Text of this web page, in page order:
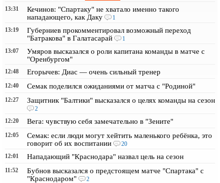
13:31
Кечинов: "Спартаку" не хватало именно такого
нападающего, как Даку
1
13:19
Губерниев прокомментировал возможный переход
"Батракова" в Галатасарай
1
13:07
Умяров высказался о роли капитана команды в матче с
"Оренбургом"
12:48 Егорычев: Диас — очень сильный тренер
12:40 Семак поделился ожиданиями от матча с "Родиной"
12:27 Защитник "Балтики" высказался о целях команды на сезон
2
12:20
Вега: чувствую себя замечательно в "Зените"
12:05
Семак: если люди могут хейтить маленького ребёнка, это
говорит об их воспитании
20
12:01
Нападающий "Краснодара" назвал цель на сезон
11:52
Бубнов высказался о предстоящем матче "Спартака" с
"Краснодаром"
2